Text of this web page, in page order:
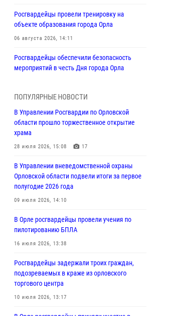
Росгвардейцы провели тренировку на
объекте образования города Орла
06 августа 2026, 14:11
Росгвардейцы обеспечили безопасность
мероприятий в честь Дня города Орла
Начальник регионального Управления
Росгвардии принял участие в митинге в честь
дня освобождения города Орла
05 августа 2026, 13:16
результатах работы за первое полугодие
05 августа 2026, 13:12
За месяц росгвардейцы задержали 15 лиц,
противоправных действий
04 августа 2026, 14:21
росгвардейцев
04 августа 2026, 14:06 2
За месяц росгвардейцы приняли от граждан
ПОПУЛЯРНЫЕ НОВОСТИ
В Управлении Росгвардии по Орловской
области прошло торжественное открытие
храма
28 июля 2026, 15:08 17
В Управлении вневедомственной охраны
Орловской области подвели итоги за первое
полугодие 2026 года
09 июля 2026, 14:10
В Орле росгвардейцы провели учения по
пилотированию БПЛА
16 июля 2026, 13:38
Росгвардейцы задержали троих граждан,
подозреваемых в краже из орловского
торгового центра
10 июля 2026, 13:17